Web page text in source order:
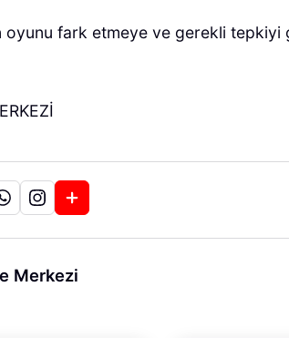
oyunu fark etmeye ve gerekli tepkiyi
Merkezi